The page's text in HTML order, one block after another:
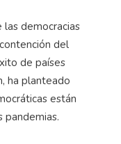
democracias
del
de países
ha planteado
están
pandemias.